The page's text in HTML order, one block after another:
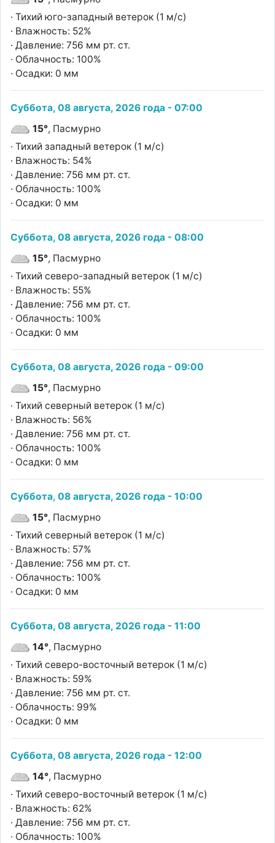
· Тихий юго-западный ветерок (1 м/с)
· Влажность: 52%
· Давление: 756 мм рт. ст.
· Облачность: 100%
· Осадки: 0 мм
Суббота, 08 августа, 2026 года - 07:00
15°, Пасмурно
· Тихий западный ветерок (1 м/с)
· Влажность: 54%
· Давление: 756 мм рт. ст.
· Облачность: 100%
· Осадки: 0 мм
Суббота, 08 августа, 2026 года - 08:00
15°, Пасмурно
· Тихий северо-западный ветерок (1 м/с)
· Влажность: 55%
· Давление: 756 мм рт. ст.
· Облачность: 100%
· Осадки: 0 мм
Суббота, 08 августа, 2026 года - 09:00
15°, Пасмурно
· Тихий северный ветерок (1 м/с)
· Влажность: 56%
· Давление: 756 мм рт. ст.
· Облачность: 100%
· Осадки: 0 мм
Суббота, 08 августа, 2026 года - 10:00
15°, Пасмурно
· Тихий северный ветерок (1 м/с)
· Влажность: 57%
· Давление: 756 мм рт. ст.
· Облачность: 100%
· Осадки: 0 мм
Суббота, 08 августа, 2026 года - 11:00
14°, Пасмурно
· Тихий северо-восточный ветерок (1 м/с)
· Влажность: 59%
· Давление: 756 мм рт. ст.
· Облачность: 99%
· Осадки: 0 мм
Суббота, 08 августа, 2026 года - 12:00
14°, Пасмурно
· Тихий северо-восточный ветерок (1 м/с)
· Влажность: 62%
· Давление: 756 мм рт. ст.
· Облачность: 100%